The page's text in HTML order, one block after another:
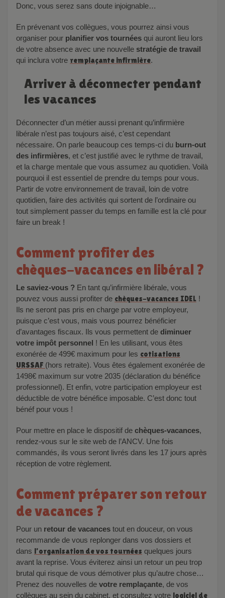
Donc, vous serez sans doute injoignable…
En prévenant vos collègues, vous pourrez ainsi vous
organiser pour planifier vos tournées qui auront lieu lors
de votre absence avec une nouvelle stratégie de travail
qui inclura votre remplaçante infirmière.
Arriver à déconnecter pendant
les vacances
Déconnecter d’un métier aussi prenant qu’infirmière
libérale n’est pas toujours aisé, c’est cependant
nécessaire. On parle beaucoup ces temps-ci du burn-out
des infirmières, et c’est justifié avec le rythme de travail,
et la charge mentale que vous assumez au quotidien. Voilà
pourquoi il est essentiel de prendre du temps pour vous.
Partir de votre environnement de travail, loin de votre
quotidien, faire des activités qui sortent de l’ordinaire ou
tout simplement passer du temps en famille est la clé pour
faire un break !
Comment profiter des
chèques-vacances en libéral ?
Le saviez-vous ? En tant qu’infirmière libérale, vous
pouvez vous aussi profiter de chèques-vacances IDEL !
Ils ne seront pas pris en charge par votre employeur,
puisque c’est vous, mais vous pourrez bénéficier
d’avantages fiscaux. Ils vous permettent de diminuer
votre impôt personnel ! En les utilisant, vous êtes
exonérée de 499€ maximum pour les cotisations
URSSAF (hors retraite). Vous êtes également exonérée de
1498€ maximum sur votre 2035 (déclaration du bénéfice
professionnel). Et enfin, votre participation employeur est
déductible de votre bénéfice imposable. C’est donc tout
bénéf pour vous !
Pour mettre en place le dispositif de chèques-vacances,
rendez-vous sur le site web de l’ANCV. Une fois
commandés, ils vous seront livrés dans les 17 jours après
réception de votre règlement.
Comment préparer son retour
de vacances ?
Pour un retour de vacances tout en douceur, on vous
recommande de vous replonger dans vos dossiers et
dans l’organisation de vos tournées quelques jours
avant la reprise. Vous éviterez ainsi un retour un peu trop
brutal qui risque de vous démotiver plus qu’autre chose…
Prenez des nouvelles de votre remplaçante, de vos
collègues au sein du cabinet, et consultez votre logiciel de